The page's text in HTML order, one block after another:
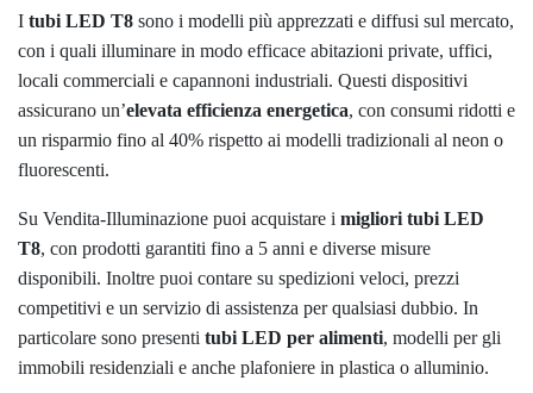
I tubi LED T8 sono i modelli più apprezzati e diffusi sul mercato,
con i quali illuminare in modo efficace abitazioni private, uffici,
locali commerciali e capannoni industriali. Questi dispositivi
assicurano un’elevata efficienza energetica, con consumi ridotti e
un risparmio fino al 40% rispetto ai modelli tradizionali al neon o
fluorescenti.
Su Vendita-Illuminazione puoi acquistare i migliori tubi LED
T8, con prodotti garantiti fino a 5 anni e diverse misure
disponibili. Inoltre puoi contare su spedizioni veloci, prezzi
competitivi e un servizio di assistenza per qualsiasi dubbio. In
particolare sono presenti tubi LED per alimenti, modelli per gli
immobili residenziali e anche plafoniere in plastica o alluminio.